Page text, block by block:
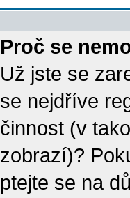
Proč se
Už jste se
se nejdříve
činnost (v
zobrazí)?
ptejte se na